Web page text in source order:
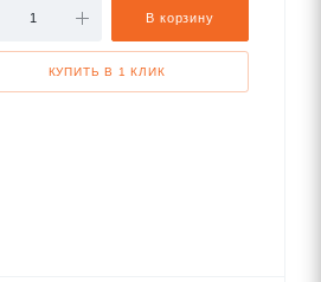
В корзину
КУПИТЬ В 1 КЛИК